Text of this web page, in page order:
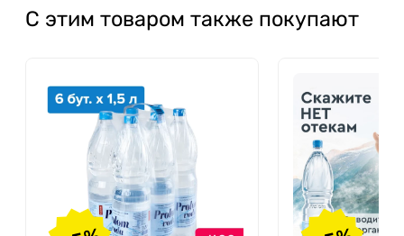
С этим товаром также покупают